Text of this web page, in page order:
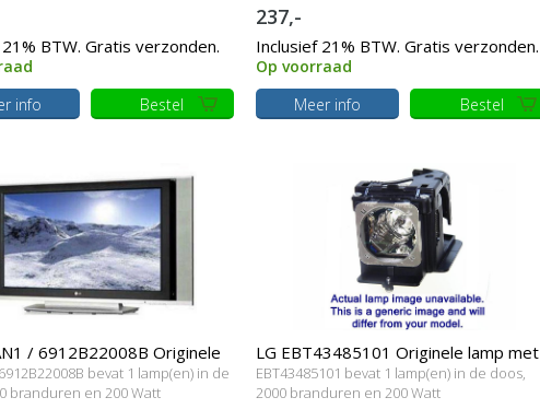
BTW. Gratis verzonden.
info
Bestel
237,-
Inclusief 21% BTW. Gratis verzonden.
Op voorraad
Meer info
Bestel
/ 6912B22008B Originele
bevat 1 lamp(en) in de
branduren en 200 Watt
LG EBT43485101 Originele lamp met
behuizing
EBT43485101 bevat 1 lamp(en) in de doos,
2000 branduren en 200 Watt